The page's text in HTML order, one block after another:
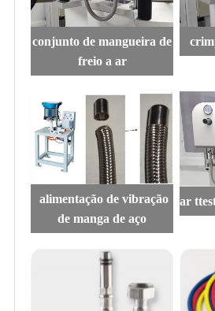
conjunto de mangueira de
freio a ar
alimentação de vibração
de manga de aço
ar t